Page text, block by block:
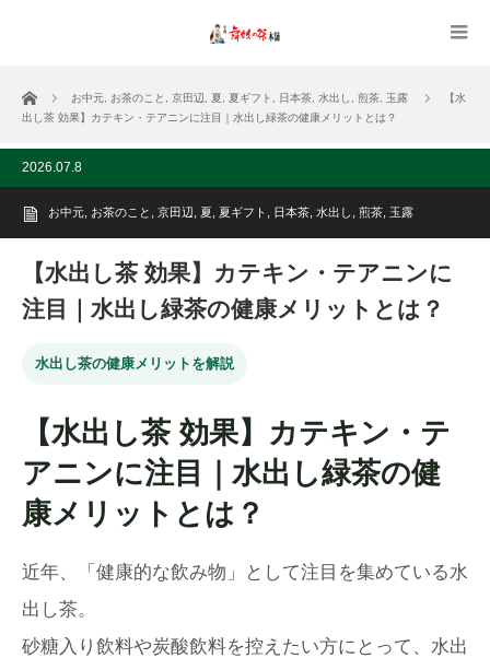
ホーム お中元 お茶のこと 京田辺 夏 夏ギフト 日本茶 水出し 煎茶 玉露
【水
出し茶 効果】カテキン・テアニンに注目｜水出し緑茶の健康メリットとは？
2026.07.8
お中元 お茶のこと 京田辺 夏 夏ギフト 日本茶 水出し 煎茶 玉露
【水出し茶 効果】カテキン・テアニンに
注目｜水出し緑茶の健康メリットとは？
水出し茶の健康メリットを解説
【水出し茶 効果】カテキン・テ
アニンに注目｜水出し緑茶の健
康メリットとは？
近年、「健康的な飲み物」として注目を集めている水
出し茶。
砂糖入り飲料や炭酸飲料を控えたい方にとって、水出